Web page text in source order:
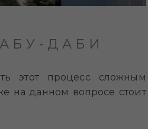
ДАБИ
этот процесс сложным
на данном вопросе стоит